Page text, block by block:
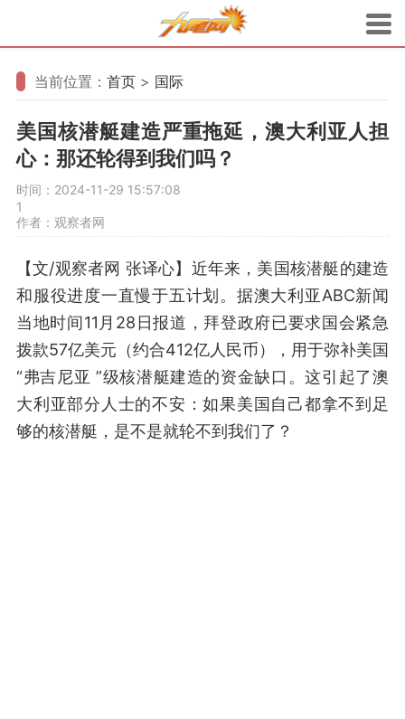
当前位置： 首页 > 国际
美国核潜艇建造严重拖延，澳大利亚人担
心：那还轮得到我们吗？
时间：2024-11-29 15:57:08
1
作者：观察者网
【文/观察者网 张译心】近年来，美国核潜艇的建造
和服役进度一直慢于五计划。据澳大利亚ABC新闻
当地时间11月28日报道，拜登政府已要求国会紧急
拨款57亿美元（约合412亿人民币），用于弥补美国
“弗吉尼亚 ”级核潜艇建造的资金缺口。这引起了澳
大利亚部分人士的不安：如果美国自己都拿不到足
够的核潜艇，是不是就轮不到我们了？